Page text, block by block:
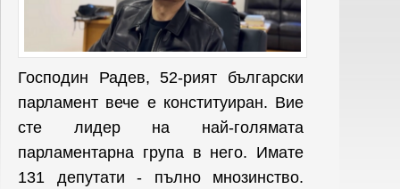
Господин Радев, 52-рият български
парламент вече е конституиран. Вие
сте лидер на най-голямата
парламентарна група в него. Имате
131 депутати - пълно мнозинство.